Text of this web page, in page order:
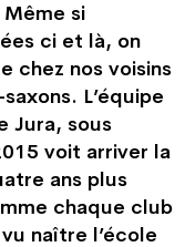
si
ci et là, on
chez nos voisins
L’équipe
Jura, sous
voit arriver la
ans plus
chaque club
naître l’école